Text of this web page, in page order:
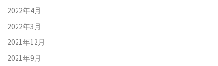
2022年4月
2022年3月
2021年12月
2021年9月